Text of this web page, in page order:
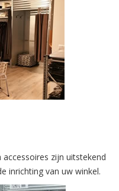
zijn uitstekend
inrichting van uw winkel.